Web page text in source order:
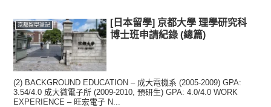
京都留學筆記
[日本留學] 京都大學 理學研究科
博士班申請紀錄 (總篇)
(2) BACKGROUND EDUCATION – 成大電機系 (2005-2009) GPA:
3.54/4.0 成大微電子所 (2009-2010, 預研生) GPA: 4.0/4.0 WORK
EXPERIENCE – 旺宏電子 N...